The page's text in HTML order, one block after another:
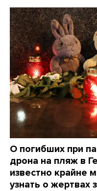
О погибших при
дрона на пляж в
известно крайне
узнать о жертвах